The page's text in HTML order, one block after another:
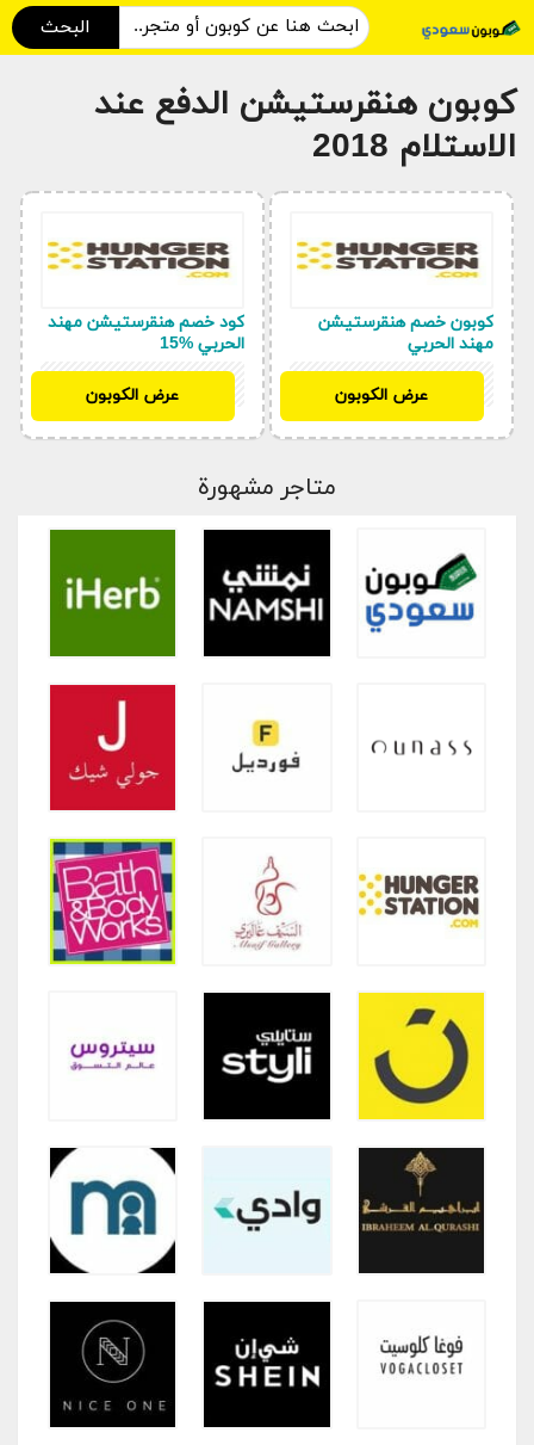
البحث
كوبون هنقرستيشن الدفع عند
الاستلام 2018
كوبون خصم هنقرستيشن
مهند الحربي
عرض الكوبون
كود خصم هنقرستيشن مهند
الحربي %15
عرض الكوبون
متاجر مشهورة